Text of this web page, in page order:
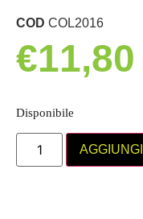
COD COL2016
€11,80
Disponibile